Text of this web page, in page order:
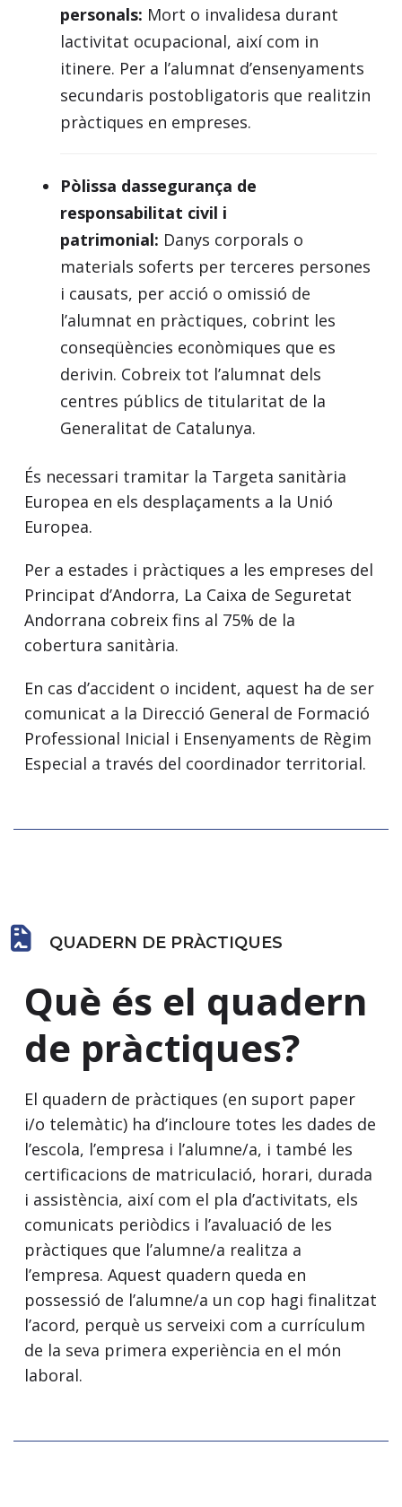
personals: Mort o invalidesa durant
lactivitat ocupacional, així com in
itinere. Per a l’alumnat d’ensenyaments
secundaris postobligatoris que realitzin
pràctiques en empreses.
Pòlissa dassegurança de
responsabilitat civil i
patrimonial: Danys corporals o
materials soferts per terceres persones
i causats, per acció o omissió de
l’alumnat en pràctiques, cobrint les
conseqüències econòmiques que es
derivin. Cobreix tot l’alumnat dels
centres públics de titularitat de la
Generalitat de Catalunya.
És necessari tramitar la Targeta sanitària
Europea en els desplaçaments a la Unió
Europea.
Per a estades i pràctiques a les empreses del
Principat d’Andorra, La Caixa de Seguretat
Andorrana cobreix fins al 75% de la
cobertura sanitària.
En cas d’accident o incident, aquest ha de ser
comunicat a la Direcció General de Formació
Professional Inicial i Ensenyaments de Règim
Especial a través del coordinador territorial.
QUADERN DE PRÀCTIQUES
Què és el quadern
de pràctiques?
El quadern de pràctiques (en suport paper
i/o telemàtic) ha d’incloure totes les dades de
l’escola, l’empresa i l’alumne/a, i també les
certificacions de matriculació, horari, durada
i assistència, així com el pla d’activitats, els
comunicats periòdics i l’avaluació de les
pràctiques que l’alumne/a realitza a
l’empresa. Aquest quadern queda en
possessió de l’alumne/a un cop hagi finalitzat
l’acord, perquè us serveixi com a currículum
de la seva primera experiència en el món
laboral.